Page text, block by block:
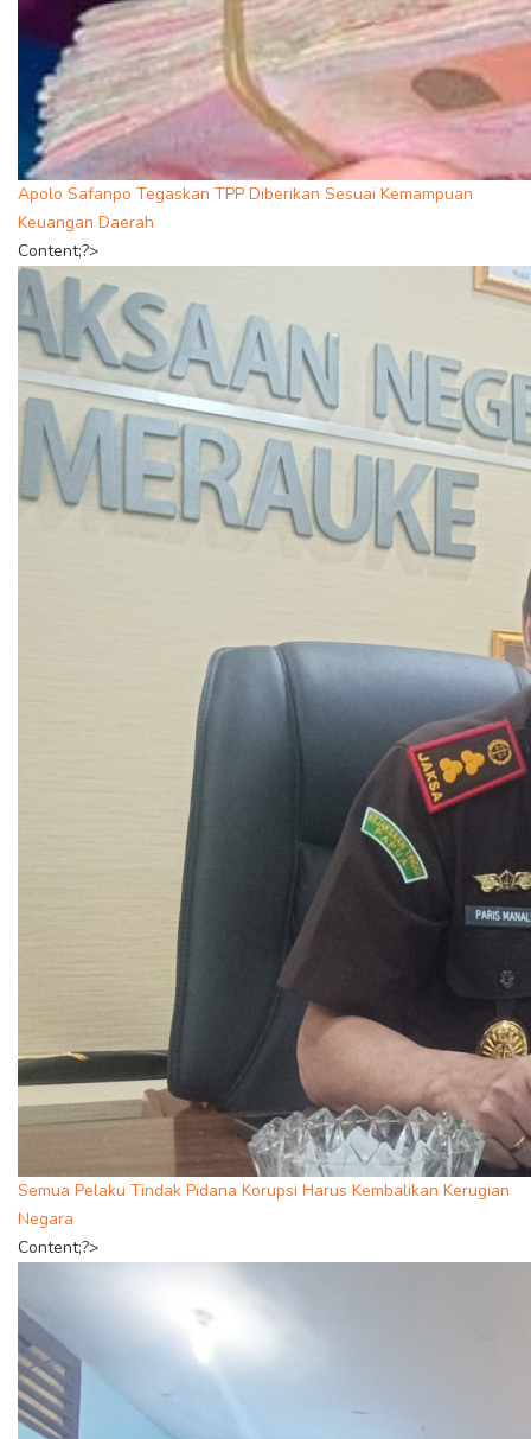
Apolo Safanpo Tegaskan TPP Diberikan Sesuai Kemampuan
Keuangan Daerah
Content;?>
Semua Pelaku Tindak Pidana Korupsi Harus Kembalikan Kerugian
Negara
Content;?>